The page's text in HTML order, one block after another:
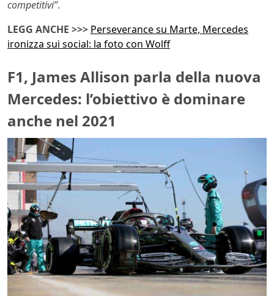
competitivi”.
LEGG ANCHE >>> Perseverance su Marte, Mercedes
ironizza sui social: la foto con Wolff
F1, James Allison parla della nuova
Mercedes: l’obiettivo è dominare
anche nel 2021